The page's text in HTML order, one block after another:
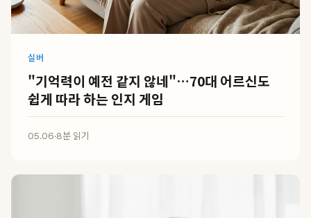
실버
"기억력이 예전 같지 않네"…70대 어르신도
쉽게 따라 하는 인지 게임
05.06·8분 읽기